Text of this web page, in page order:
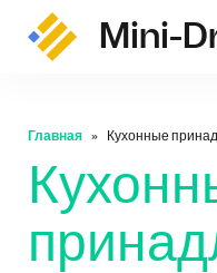
Mini-
Главная Кухонные